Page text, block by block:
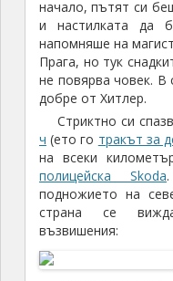
начало, пътят си
и настилката да
напомняше на
Прага, но тук
не повярва човек. В
добре от Хитлер.
Стриктно си
ч (ето го тракът за
на всеки
полицейска Skoda
подножието на
страна се
възвишения: